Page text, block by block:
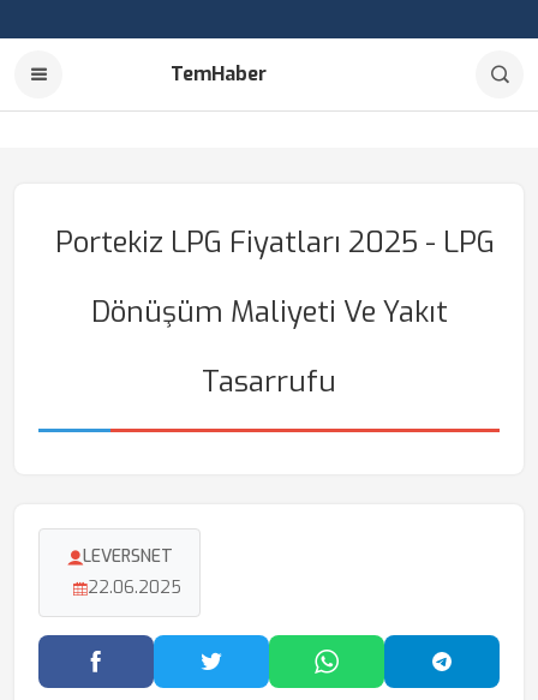
TemHaber
Portekiz LPG Fiyatları 2025 - LPG
Dönüşüm Maliyeti Ve Yakıt
Tasarrufu
LEVERSNET
22.06.2025
Facebook'ta PaylaşTwitter'da PaylaşWhatsApp'ta Paylaş